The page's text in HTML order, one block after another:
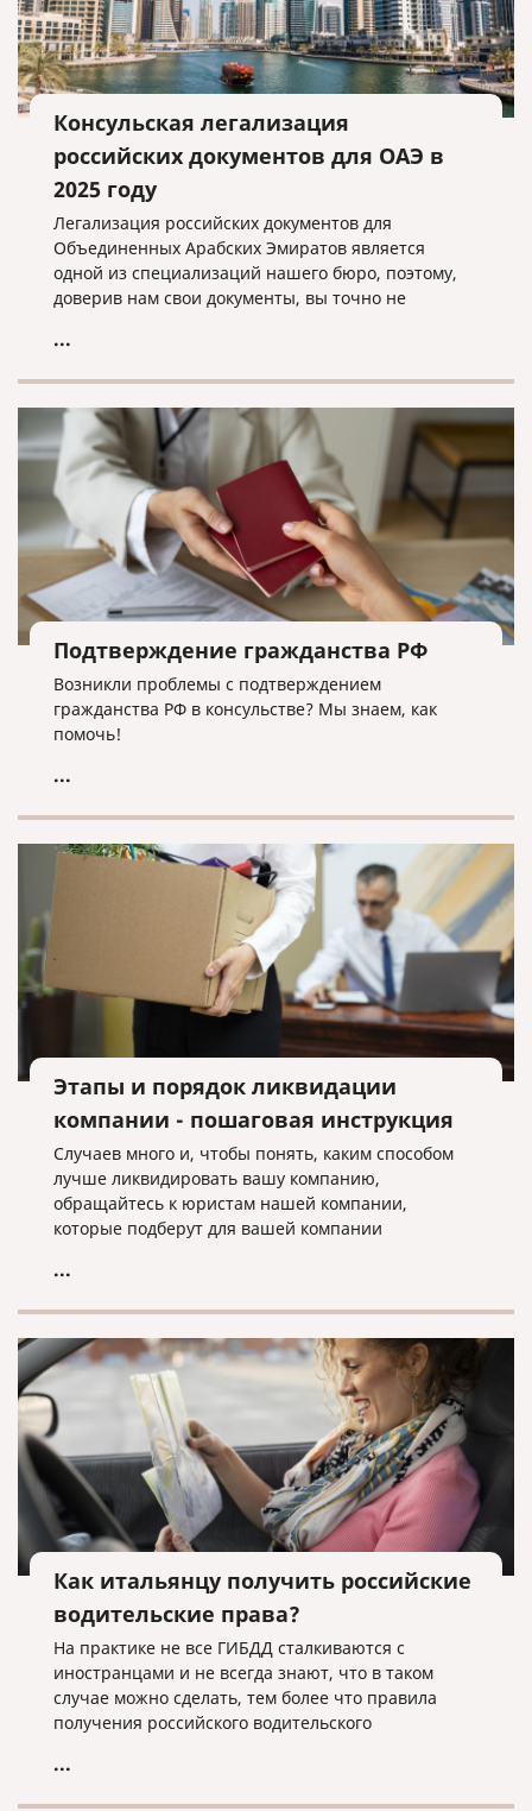
Консульская легализация
российских документов для ОАЭ в
2025 году
Легализация российских документов для
Объединенных Арабских Эмиратов является
одной из специализаций нашего бюро, поэтому,
доверив нам свои документы, вы точно не
...
Подтверждение гражданства РФ
Возникли проблемы с подтверждением
гражданства РФ в консульстве? Мы знаем, как
помочь!
...
Этапы и порядок ликвидации
компании - пошаговая инструкция
Случаев много и, чтобы понять, каким способом
лучше ликвидировать вашу компанию,
обращайтесь к юристам нашей компании,
которые подберут для вашей компании
...
Как итальянцу получить российские
водительские права?
На практике не все ГИБДД сталкиваются с
иностранцами и не всегда знают, что в таком
случае можно сделать, тем более что правила
получения российского водительского
разных стран.
...